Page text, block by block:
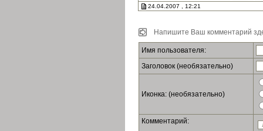
24.04.2007 , 12:21
Напишите Ваш комментарий
Имя пользователя:
Заголовок (необязательно)
Иконка: (необязательно)
Комментарий: